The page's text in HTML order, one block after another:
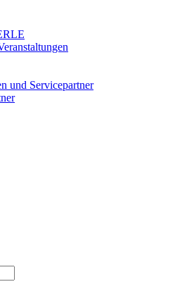
und Servicepartner